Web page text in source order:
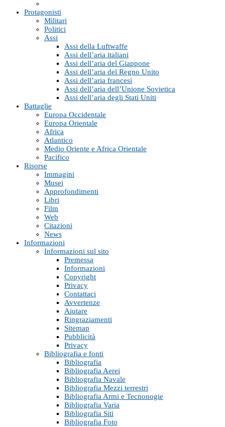
Protagonisti
Militari
Politici
Assi
Assi della Luftwaffe
Assi dell’aria italiani
Assi dell’aria del Giappone
Assi dell’aria del Regno Unito
Assi dell’aria francesi
Assi dell’aria dell’Unione Sovietica
Assi dell’aria degli Stati Uniti
Battaglie
Europa Occidentale
Europa Orientale
Africa
Atlantico
Medio Oriente e Africa Orientale
Pacifico
Risorse
Immagini
Musei
Approfondimenti
Libri
Film
Web
Citazioni
News
Informazioni
Informazioni sul sito
Premessa
Informazioni
Copyright
Privacy
Contattaci
Avvertenze
Aiutare
Ringraziamenti
Sitemap
Pubblicità
Privacy
Bibliografia e fonti
Bibliografia
Bibliografia Aerei
Bibliografia Navale
Bibliografia Mezzi terrestri
Bibliografia Armi e Tecnonogie
Bibliografia Varia
Bibliografia Siti
Bibliografia Foto